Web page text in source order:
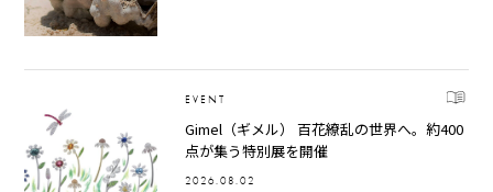
EVENT
Gimel（ギメル） 百花繚乱の世界へ。約400
点が集う特別展を開催
2026.08.02